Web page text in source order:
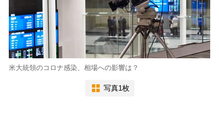
米大統領のコロナ感染、相場への影響は？
写真1枚